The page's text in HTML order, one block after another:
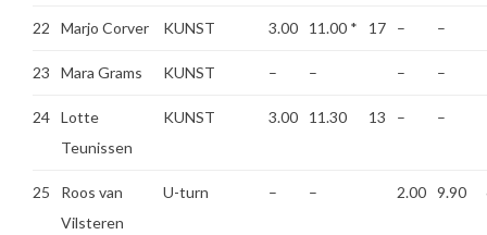
22 Marjo Corver KUNST 3.00 11.00 * 17 – –
23 Mara Grams KUNST – – – –
24 Lotte
Teunissen
KUNST 3.00 11.30 13 – –
25
Roos van
Vilsteren
U-turn – – 2.00 9.90